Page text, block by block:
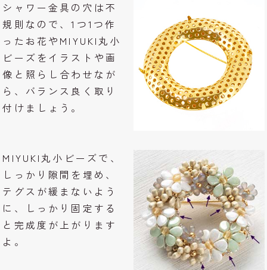
シャワー金具の穴は不
規則なので、1つ1つ作
ったお花やMIYUKI丸小
ビーズをイラストや画
像と照らし合わせなが
ら、バランス良く取り
付けましょう。
MIYUKI丸小ビーズで、
しっかり隙間を埋め、
テグスが緩まないよう
に、しっかり固定する
と完成度が上がります
よ。